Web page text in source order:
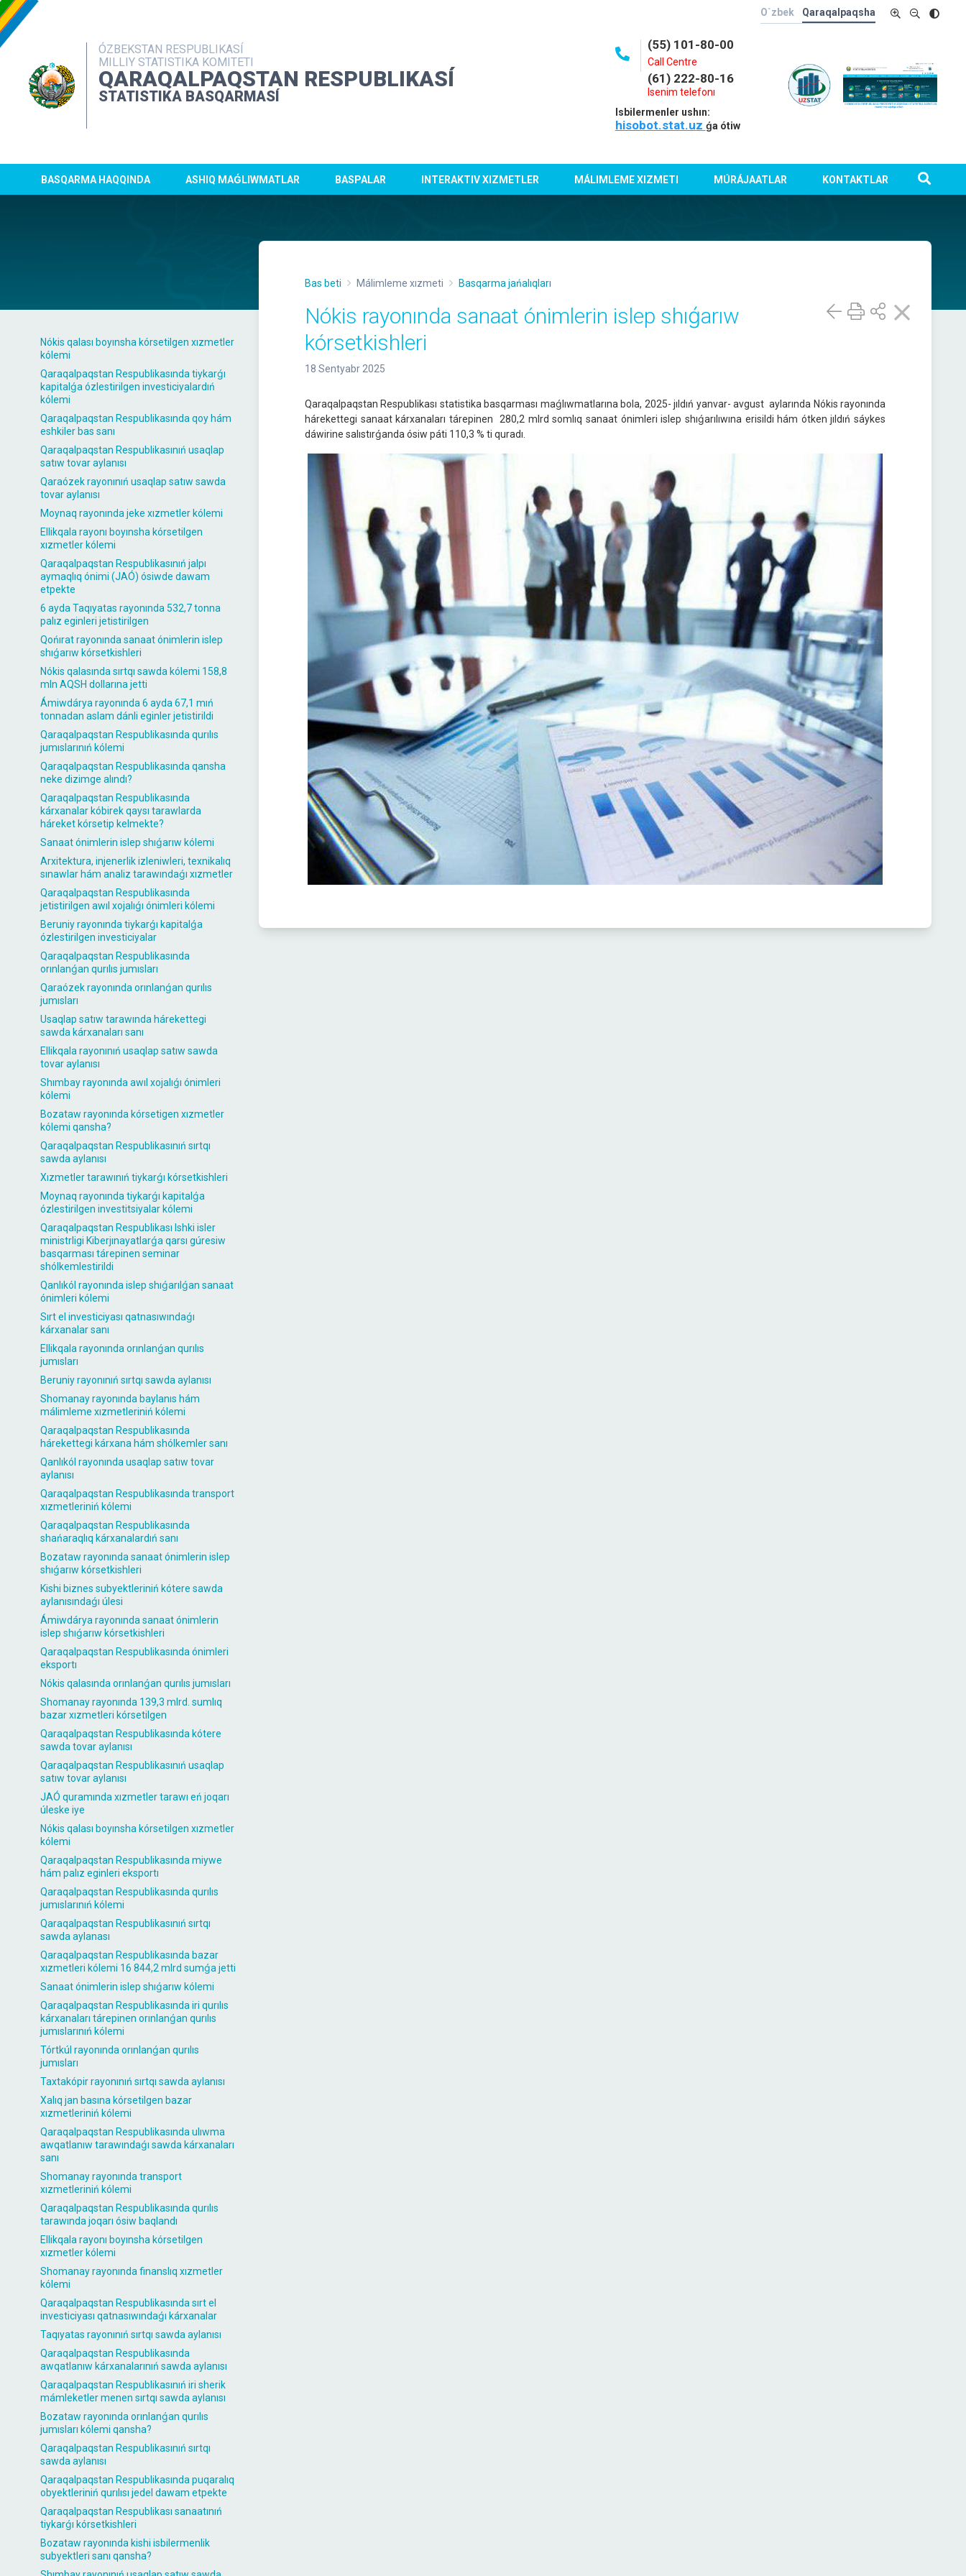
O`zbek Qaraqalpaqsha
ÓZBEKSTAN RESPUBLIKASÍ
MILLIY STATISTIKA KOMITETI
QARAQALPAQSTAN RESPUBLIKASÍ
STATISTIKA BASQARMASÍ
(55) 101-80-00
Call Centre
(61) 222-80-16
Isenim telefonı
Isbilermenler ushın:
hisobot.stat.uz ǵa ótiw
BASQARMA HAQQINDA ASHIQ MAǴLIWMATLAR BASPALAR INTERAKTIV XIZMETLER MÁLIMLEME XIZMETI MÚRÁJAATLAR KONTAKTLAR
Nókis qalası boyınsha kórsetilgen xızmetler
kólemi
Qaraqalpaqstan Respublikasında tiykarǵı
kapitalǵa ózlestirilgen investiciyalardıń
kólemi
Qaraqalpaqstan Respublikasında qoy hám
eshkiler bas sanı
Qaraqalpaqstan Respublikasınıń usaqlap
satıw tovar aylanısı
Qaraózek rayonınıń usaqlap satıw sawda
tovar aylanısı
Moynaq rayonında jeke xızmetler kólemi
Ellikqala rayonı boyınsha kórsetilgen
xızmetler kólemi
Qaraqalpaqstan Respublikasınıń jalpı
aymaqlıq ónimi (JAÓ) ósiwde dawam
etpekte
6 ayda Taqıyatas rayonında 532,7 tonna
palız eginleri jetistirilgen
Qońırat rayonında sanaat ónimlerin islep
shıǵarıw kórsetkishleri
Nókis qalasında sırtqı sawda kólemi 158,8
mln AQSH dollarına jetti
Ámiwdárya rayonında 6 ayda 67,1 mıń
tonnadan aslam dánli eginler jetistirildi
Qaraqalpaqstan Respublikasında qurılıs
jumıslarınıń kólemi
Qaraqalpaqstan Respublikasında qansha
neke dizimge alındı?
Qaraqalpaqstan Respublikasında
kárxanalar kóbirek qaysı tarawlarda
háreket kórsetip kelmekte?
Sanaat ónimlerin islep shıǵarıw kólemi
Arxitektura, injenerlik izleniwleri, texnikalıq
sınawlar hám analiz tarawındaǵı xızmetler
Qaraqalpaqstan Respublikasında
jetistirilgen awıl xojalıǵı ónimleri kólemi
Beruniy rayonında tiykarǵı kapitalǵa
ózlestirilgen investiciyalar
Qaraqalpaqstan Respublikasında
orınlanǵan qurılıs jumısları
Qaraózek rayonında orınlanǵan qurılıs
jumısları
Usaqlap satıw tarawında hárekettegi
sawda kárxanaları sanı
Ellikqala rayonınıń usaqlap satıw sawda
tovar aylanısı
Shımbay rayonında awıl xojalıǵı ónimleri
kólemi
Bozataw rayonında kórsetigen xızmetler
kólemi qansha?
Qaraqalpaqstan Respublikasınıń sırtqı
sawda aylanısı
Xızmetler tarawınıń tiykarǵı kórsetkishleri
Moynaq rayonında tiykarǵı kapitalǵa
ózlestirilgen investitsiyalar kólemi
Qaraqalpaqstan Respublikası Ishki isler
ministrligi Kiberjınayatlarǵa qarsı gúresiw
basqarması tárepinen seminar
shólkemlestirildi
Qanlıkól rayonında islep shıǵarılǵan sanaat
ónimleri kólemi
Sırt el investiciyası qatnasıwındaǵı
kárxanalar sanı
Ellikqala rayonında orınlanǵan qurılıs
jumısları
Beruniy rayonınıń sırtqı sawda aylanısı
Shomanay rayonında baylanıs hám
málimleme xızmetleriniń kólemi
Qaraqalpaqstan Respublikasında
hárekettegi kárxana hám shólkemler sanı
Qanlıkól rayonında usaqlap satıw tovar
aylanısı
Qaraqalpaqstan Respublikasında transport
xızmetleriniń kólemi
Qaraqalpaqstan Respublikasında
shańaraqlıq kárxanalardıń sanı
Bozataw rayonında sanaat ónimlerin islep
shıǵarıw kórsetkishleri
Kishi biznes subyektleriniń kótere sawda
aylanısındaǵı úlesi
Ámiwdárya rayonında sanaat ónimlerin
islep shıǵarıw kórsetkishleri
Qaraqalpaqstan Respublikasında ónimleri
eksportı
Nókis qalasında orınlanǵan qurılıs jumısları
Shomanay rayonında 139,3 mlrd. sumlıq
bazar xızmetleri kórsetilgen
Qaraqalpaqstan Respublikasında kótere
sawda tovar aylanısı
Qaraqalpaqstan Respublikasınıń usaqlap
satıw tovar aylanısı
JAÓ quramında xızmetler tarawı eń joqarı
úleske iye
Nókis qalası boyınsha kórsetilgen xızmetler
kólemi
Qaraqalpaqstan Respublikasında miywe
hám palız eginleri eksportı
Qaraqalpaqstan Respublikasında qurılıs
jumıslarınıń kólemi
Qaraqalpaqstan Respublikasınıń sırtqı
sawda aylanası
Qaraqalpaqstan Respublikasında bazar
xızmetleri kólemi 16 844,2 mlrd sumǵa jetti
Sanaat ónimlerin islep shıǵarıw kólemi
Qaraqalpaqstan Respublikasında iri qurılıs
kárxanaları tárepinen orınlanǵan qurılıs
jumıslarınıń kólemi
Tórtkúl rayonında orınlanǵan qurılıs
jumısları
Taxtakópir rayonınıń sırtqı sawda aylanısı
Xalıq jan basına kórsetilgen bazar
xızmetleriniń kólemi
Qaraqalpaqstan Respublikasında ulıwma
awqatlanıw tarawındaǵı sawda kárxanaları
sanı
Shomanay rayonında transport
xızmetleriniń kólemi
Qaraqalpaqstan Respublikasında qurılıs
tarawında joqarı ósiw baqlandı
Ellikqala rayonı boyınsha kórsetilgen
xızmetler kólemi
Shomanay rayonında finanslıq xızmetler
kólemi
Qaraqalpaqstan Respublikasında sırt el
investiciyası qatnasıwındaǵı kárxanalar
Taqıyatas rayonınıń sırtqı sawda aylanısı
Qaraqalpaqstan Respublikasında
awqatlanıw kárxanalarınıń sawda aylanısı
Qaraqalpaqstan Respublikasınıń iri sherik
mámleketler menen sırtqı sawda aylanısı
Bozataw rayonında orınlanǵan qurılıs
jumısları kólemi qansha?
Qaraqalpaqstan Respublikasınıń sırtqı
sawda aylanısı
Qaraqalpaqstan Respublikasında puqaralıq
obyektleriniń qurılısı jedel dawam etpekte
Qaraqalpaqstan Respublikası sanaatınıń
tiykarǵı kórsetkishleri
Bozataw rayonında kishi isbilermenlik
subyektleri sanı qansha?
Bas beti Málimleme xızmeti Basqarma jańalıqları
Nókis rayonında sanaat ónimlerin islep shıǵarıw
kórsetkishleri
18 Sentyabr 2025
Qaraqalpaqstan Respublikası statistika basqarması maǵlıwmatlarına bola, 2025- jıldıń yanvar- avgust aylarında Nókis rayonında
hárekettegi sanaat kárxanaları tárepinen 280,2 mlrd somlıq sanaat ónimleri islep shıǵarılıwına erisildi hám ótken jıldıń sáykes
dáwirine salıstırǵanda ósiw páti 110,3 % ti quradı.